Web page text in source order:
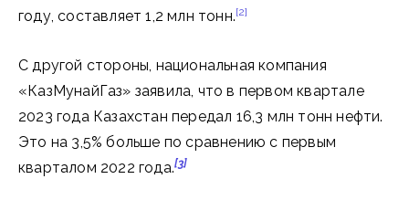
году, составляет 1,2 млн тонн.[2]
С другой стороны, национальная компания
«КазМунайГаз» заявила, что в первом квартале
2023 года Казахстан передал 16,3 млн тонн нефти.
Это на 3,5% больше по сравнению с первым
кварталом 2022 года.[3]